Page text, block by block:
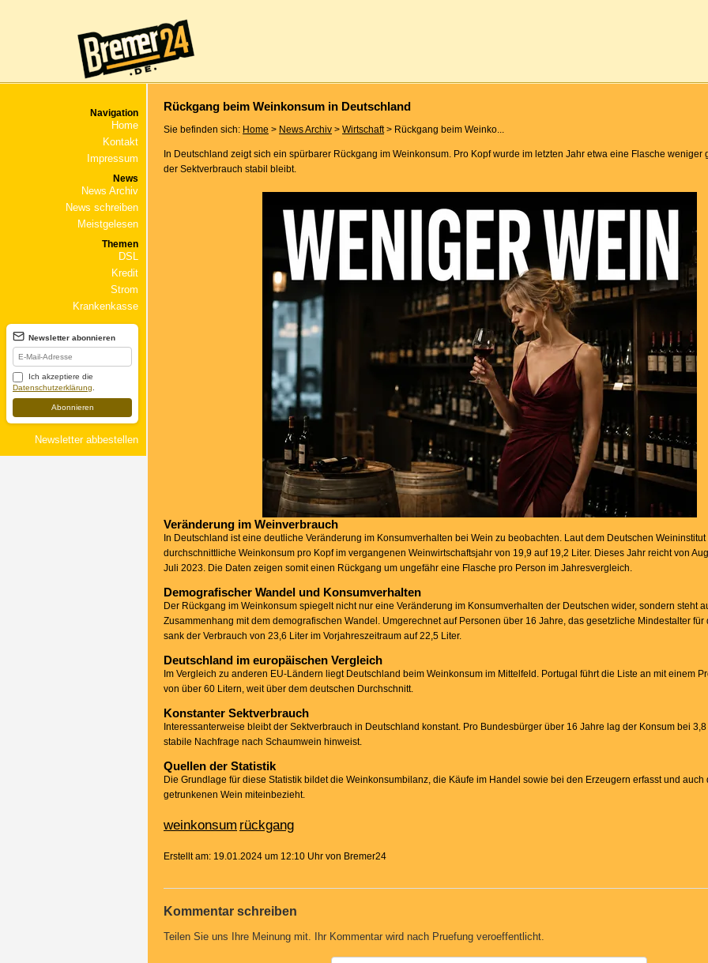
Navigation
Home
Kontakt
Impressum
News
News Archiv
News schreiben
Meistgelesen
Themen
DSL
Kredit
Strom
Krankenkasse
Newsletter abonnieren
Ich akzeptiere die
Datenschutzerklärung
Abonnieren
Newsletter abbestellen
Rückgang beim Weinkonsum in Deutschland
Sie befinden sich: Home > News Archiv > Wirtschaft> Rückgang beim Weinko...
In Deutschland zeigt sich ein spürbarer Rückgang im Weinkonsum. Pro Kopf wurde im letzten Jahr etwa eine Flasche weniger
der Sektverbrauch stabil bleibt.
Veränderung im Weinverbrauch
In Deutschland ist eine deutliche Veränderung im Konsumverhalten bei Wein zu beobachten. Laut dem Deutschen Weininstitut
durchschnittliche Weinkonsum pro Kopf im vergangenen Weinwirtschaftsjahr von 19,9 auf 19,2 Liter. Dieses Jahr reicht von
Juli 2023. Die Daten zeigen somit einen Rückgang um ungefähr eine Flasche pro Person im Jahresvergleich.
Demografischer Wandel und Konsumverhalten
Der Rückgang im Weinkonsum spiegelt nicht nur eine Veränderung im Konsumverhalten der Deutschen wider, sondern steht
Zusammenhang mit dem demografischen Wandel. Umgerechnet auf Personen über 16 Jahre, das gesetzliche Mindestalter für
sank der Verbrauch von 23,6 Liter im Vorjahreszeitraum auf 22,5 Liter.
Deutschland im europäischen Vergleich
Im Vergleich zu anderen EU-Ländern liegt Deutschland beim Weinkonsum im Mittelfeld. Portugal führt die Liste an mit einem
von über 60 Litern, weit über dem deutschen Durchschnitt.
Konstanter Sektverbrauch
Interessanterweise bleibt der Sektverbrauch in Deutschland konstant. Pro Bundesbürger über 16 Jahre lag der Konsum bei
stabile Nachfrage nach Schaumwein hinweist.
Quellen der Statistik
Die Grundlage für diese Statistik bildet die Weinkonsumbilanz, die Käufe im Handel sowie bei den Erzeugern erfasst und auch
getrunkenen Wein miteinbezieht.
weinkonsum rückgang
Erstellt am: 19.01.2024 um 12:10 Uhr von Bremer24
Kommentar schreiben
Teilen Sie uns Ihre Meinung mit. Ihr Kommentar wird nach Pruefung veroeffentlicht.